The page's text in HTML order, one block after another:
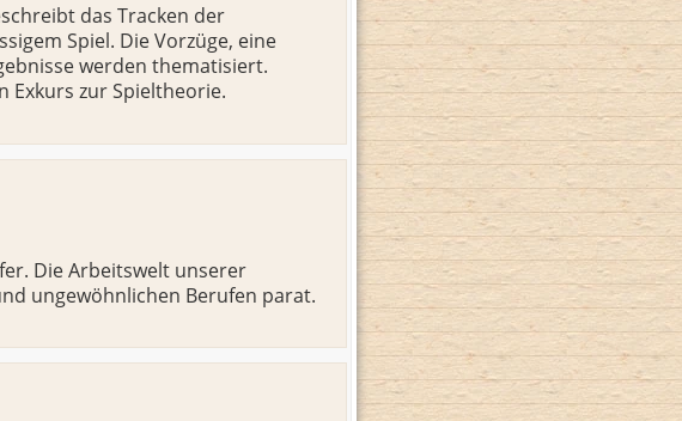
das Tracken der
Spiel. Die Vorzüge, eine
werden thematisiert.
Exkurs zur Spieltheorie.
Die Arbeitswelt unserer
ungewöhnlichen Berufen parat.